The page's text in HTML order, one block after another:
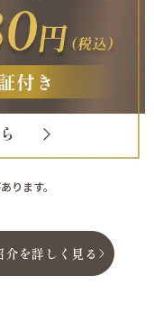
ります。
を詳しく見る